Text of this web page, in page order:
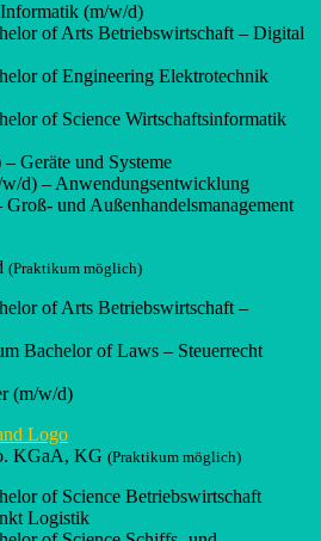
(m/w/d)
of Arts Betriebswirtschaft – Digital
of Engineering Elektrotechnik
of Science Wirtschaftsinformatik
Geräte und Systeme
d) – Anwendungsentwicklung
und Außenhandelsmanagement
(Praktikum möglich)
of Arts Betriebswirtschaft –
Bachelor of Laws – Steuerrecht
(m/w/d)
KGaA, KG (Praktikum möglich)
of Science Betriebswirtschaft
Logistik